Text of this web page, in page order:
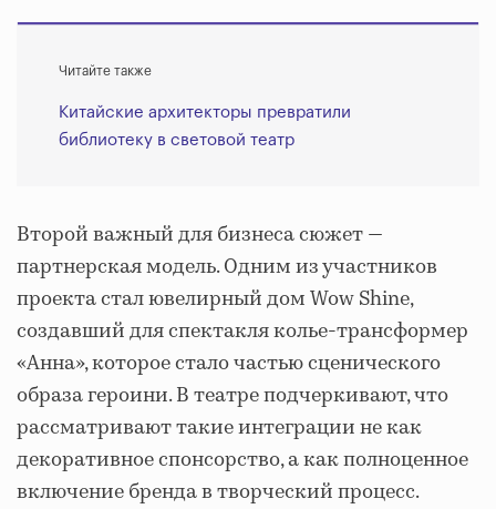
Читайте также
Китайские архитекторы превратили
библиотеку в световой театр
Второй важный для бизнеса сюжет —
партнерская модель. Одним из участников
проекта стал ювелирный дом Wow Shine,
создавший для спектакля колье-трансформер
«Анна», которое стало частью сценического
образа героини. В театре подчеркивают, что
рассматривают такие интеграции не как
декоративное спонсорство, а как полноценное
включение бренда в творческий процесс.